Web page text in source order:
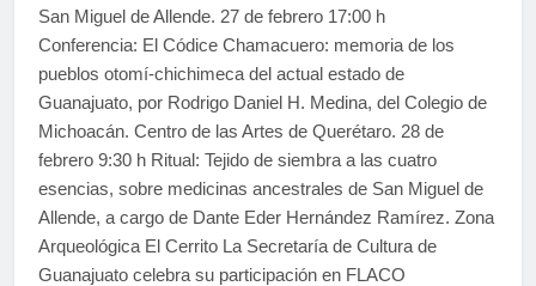
San Miguel de Allende. 27 de febrero 17:00 h
Conferencia: El Códice Chamacuero: memoria de los
pueblos otomí-chichimeca del actual estado de
Guanajuato, por Rodrigo Daniel H. Medina, del Colegio de
Michoacán. Centro de las Artes de Querétaro. 28 de
febrero 9:30 h Ritual: Tejido de siembra a las cuatro
esencias, sobre medicinas ancestrales de San Miguel de
Allende, a cargo de Dante Eder Hernández Ramírez. Zona
Arqueológica El Cerrito La Secretaría de Cultura de
Guanajuato celebra su participación en FLACO